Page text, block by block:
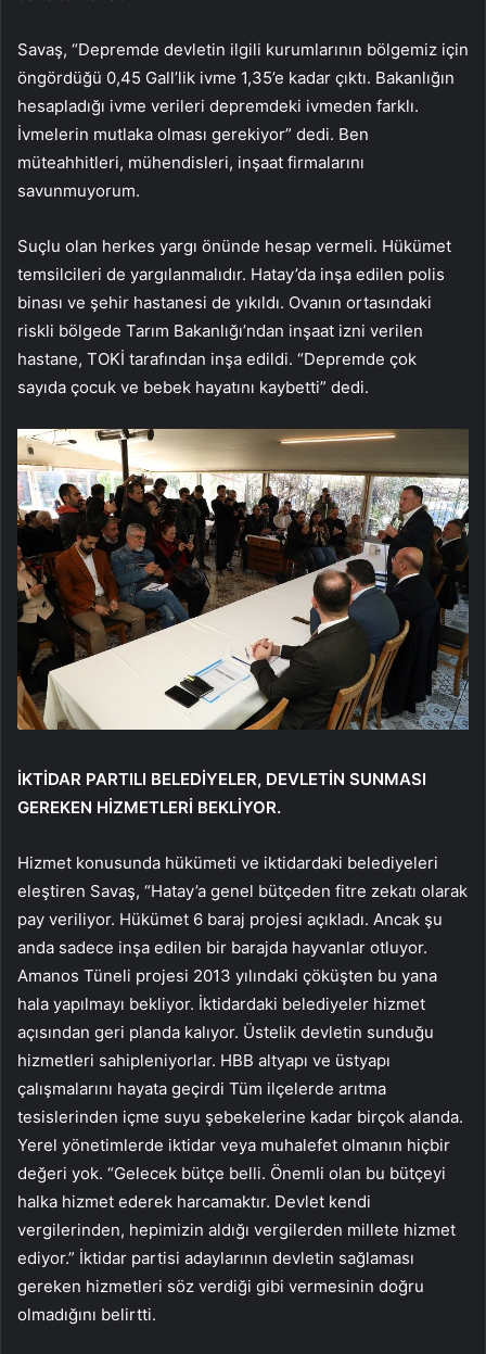
Savaş, “Depremde devletin ilgili kurumlarının bölgemiz için
öngördüğü 0,45 Gall’lik ivme 1,35’e kadar çıktı. Bakanlığın
hesapladığı ivme verileri depremdeki ivmeden farklı.
İvmelerin mutlaka olması gerekiyor” dedi. Ben
müteahhitleri, mühendisleri, inşaat firmalarını
savunmuyorum.
Suçlu olan herkes yargı önünde hesap vermeli. Hükümet
temsilcileri de yargılanmalıdır. Hatay’da inşa edilen polis
binası ve şehir hastanesi de yıkıldı. Ovanın ortasındaki
riskli bölgede Tarım Bakanlığı’ndan inşaat izni verilen
hastane, TOKİ tarafından inşa edildi. “Depremde çok
sayıda çocuk ve bebek hayatını kaybetti” dedi.
İKTİDAR PARTILI BELEDİYELER, DEVLETİN SUNMASI
GEREKEN HİZMETLERİ BEKLİYOR.
Hizmet konusunda hükümeti ve iktidardaki belediyeleri
eleştiren Savaş, “Hatay’a genel bütçeden fitre zekatı olarak
pay veriliyor. Hükümet 6 baraj projesi açıkladı. Ancak şu
anda sadece inşa edilen bir barajda hayvanlar otluyor.
Amanos Tüneli projesi 2013 yılındaki çöküşten bu yana
hala yapılmayı bekliyor. İktidardaki belediyeler hizmet
açısından geri planda kalıyor. Üstelik devletin sunduğu
hizmetleri sahipleniyorlar. HBB altyapı ve üstyapı
çalışmalarını hayata geçirdi Tüm ilçelerde arıtma
tesislerinden içme suyu şebekelerine kadar birçok alanda.
Yerel yönetimlerde iktidar veya muhalefet olmanın hiçbir
değeri yok. “Gelecek bütçe belli. Önemli olan bu bütçeyi
halka hizmet ederek harcamaktır. Devlet kendi
vergilerinden, hepimizin aldığı vergilerden millete hizmet
ediyor.” İktidar partisi adaylarının devletin sağlaması
gereken hizmetleri söz verdiği gibi vermesinin doğru
olmadığını belirtti.